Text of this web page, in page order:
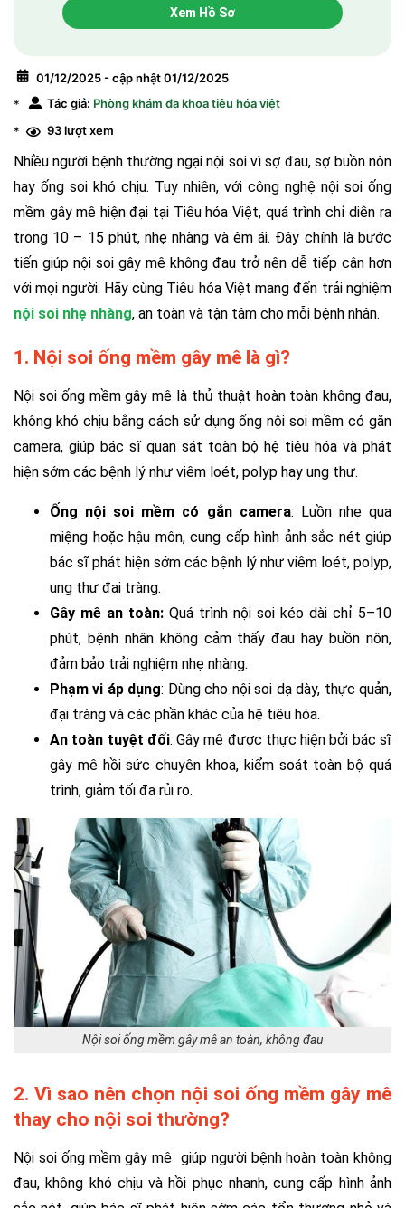
Xem Hồ Sơ
01/12/2025 - cập nhật 01/12/2025
*
Tác giả: Phòng khám đa khoa tiêu hóa việt
*
93 lượt xem
Nhiều người bệnh thường ngại nội soi vì sợ đau, sợ buồn nôn
hay ống soi khó chịu. Tuy nhiên, với công nghệ nội soi ống
mềm gây mê hiện đại tại Tiêu hóa Việt, quá trình chỉ diễn ra
trong 10 – 15 phút, nhẹ nhàng và êm ái. Đây chính là bước
tiến giúp nội soi gây mê không đau trở nên dễ tiếp cận hơn
với mọi người. Hãy cùng Tiêu hóa Việt mang đến trải nghiệm
nội soi nhẹ nhàng, an toàn và tận tâm cho mỗi bệnh nhân.
1. Nội soi ống mềm gây mê là gì?
Nội soi ống mềm gây mê là thủ thuật hoàn toàn không đau,
không khó chịu bằng cách sử dụng ống nội soi mềm có gắn
camera, giúp bác sĩ quan sát toàn bộ hệ tiêu hóa và phát
hiện sớm các bệnh lý như viêm loét, polyp hay ung thư.
Ống nội soi mềm có gắn camera: Luồn nhẹ qua
miệng hoặc hậu môn, cung cấp hình ảnh sắc nét giúp
bác sĩ phát hiện sớm các bệnh lý như viêm loét, polyp,
ung thư đại tràng.
Gây mê an toàn: Quá trình nội soi kéo dài chỉ 5–10
phút, bệnh nhân không cảm thấy đau hay buồn nôn,
đảm bảo trải nghiệm nhẹ nhàng.
Phạm vi áp dụng: Dùng cho nội soi dạ dày, thực quản,
đại tràng và các phần khác của hệ tiêu hóa.
An toàn tuyệt đối: Gây mê được thực hiện bởi bác sĩ
gây mê hồi sức chuyên khoa, kiểm soát toàn bộ quá
trình, giảm tối đa rủi ro.
Nội soi ống mềm gây mê an toàn, không đau
2. Vì sao nên chọn nội soi ống mềm gây mê
thay cho nội soi thường?
Nội soi ống mềm gây mê giúp người bệnh hoàn toàn không
đau, không khó chịu và hồi phục nhanh, cung cấp hình ảnh